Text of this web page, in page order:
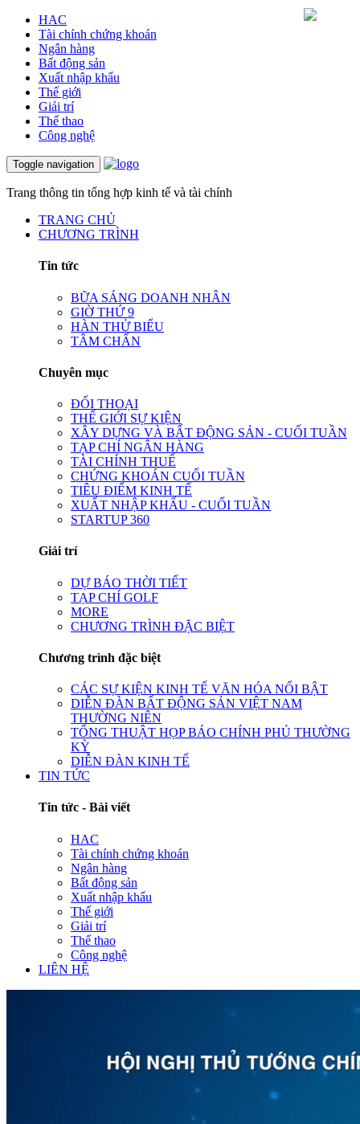
HAC
Tài chính chứng khoán
Ngân hàng
Bất động sản
Xuất nhập khẩu
Thế giới
Giải trí
Thể thao
Công nghệ
Toggle navigation
Trang thông tin tổng hợp kinh tế và tài chính
TRANG CHỦ
CHƯƠNG TRÌNH
Tin tức
BỮA SÁNG DOANH NHÂN
GIỜ THỨ 9
HÀN THỬ BIỂU
TÂM CHẤN
Chuyên mục
ĐỐI THOẠI
THẾ GIỚI SỰ KIỆN
XÂY DỰNG VÀ BẤT ĐỘNG SẢN - CUỐI TUẦN
TẠP CHÍ NGÂN HÀNG
TÀI CHÍNH THUẾ
CHỨNG KHOÁN CUỐI TUẦN
TIÊU ĐIỂM KINH TẾ
XUẤT NHẬP KHẨU - CUỐI TUẦN
STARTUP 360
Giải trí
DỰ BÁO THỜI TIẾT
TẠP CHÍ GOLF
MORE
CHƯƠNG TRÌNH ĐẶC BIỆT
Chương trình đặc biệt
CÁC SỰ KIỆN KINH TẾ VĂN HÓA NỔI BẬT
DIỄN ĐÀN BẤT ĐỘNG SẢN VIỆT NAM
THƯỜNG NIÊN
TỔNG THUẬT HỌP BÁO CHÍNH PHỦ THƯỜNG
KỲ
DIỄN ĐÀN KINH TẾ
TIN TỨC
Tin tức - Bài viết
HAC
Tài chính chứng khoán
Ngân hàng
Bất động sản
Xuất nhập khẩu
Thế giới
Giải trí
Thể thao
Công nghệ
LIÊN HỆ